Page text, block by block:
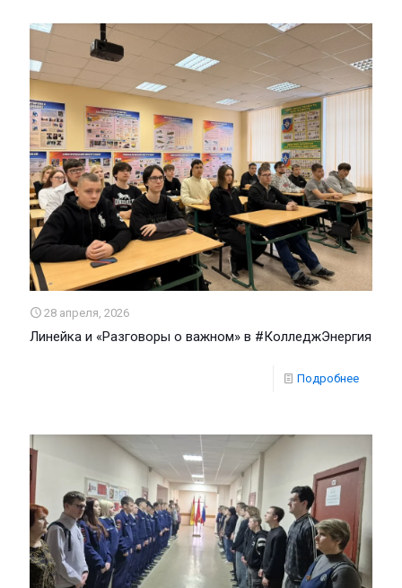
28 апреля, 2026
Линейка и «Разговоры о важном» в #КолледжЭнергия
Подробнее